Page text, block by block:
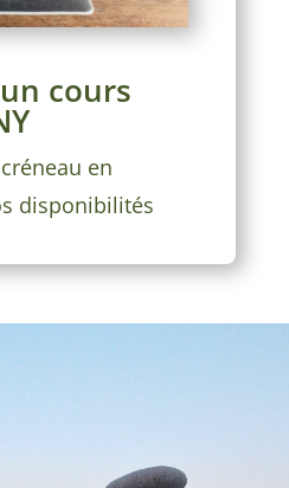
cours
en
disponibilités